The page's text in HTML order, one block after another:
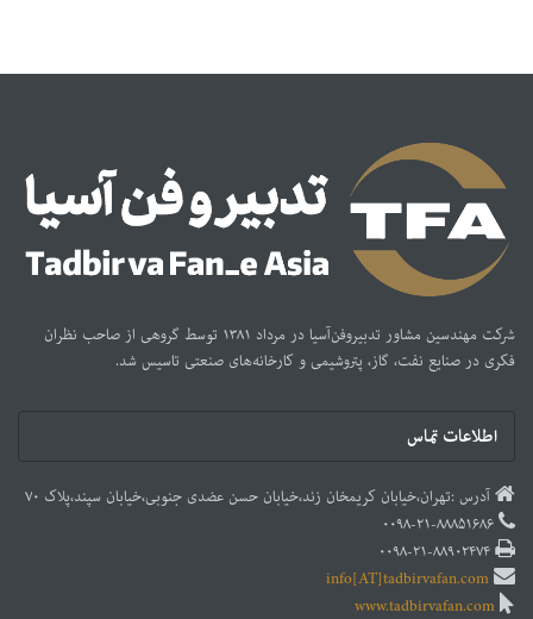
شرکت مهندسین مشاور تدبیر‌و‌فن‌آسیا در مرداد ۱۳۸۱ توسط گروهی از صاحب نظران
فکری در صنایع نفت، گاز، پتروشیمی و کارخانه‌های صنعتی تاسیس شد.
اطلاعات تماس
آدرس :تهران،خیابان کریمخان زند،خیابان حسن عضدی جنوبی،خیابان سپند،پلاک ۷۰
info[AT]tadbirvafan.com
www.tadbirvafan.com